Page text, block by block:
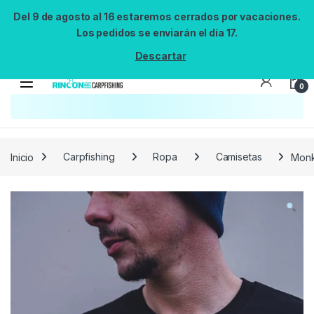
Del 9 de agosto al 16 estaremos cerrados por vacaciones.
Los pedidos se enviarán el día 17.
Descartar
0
No se pudo cargar el widget de búsqueda.
Inténtalo de nuevo.
Reintentar